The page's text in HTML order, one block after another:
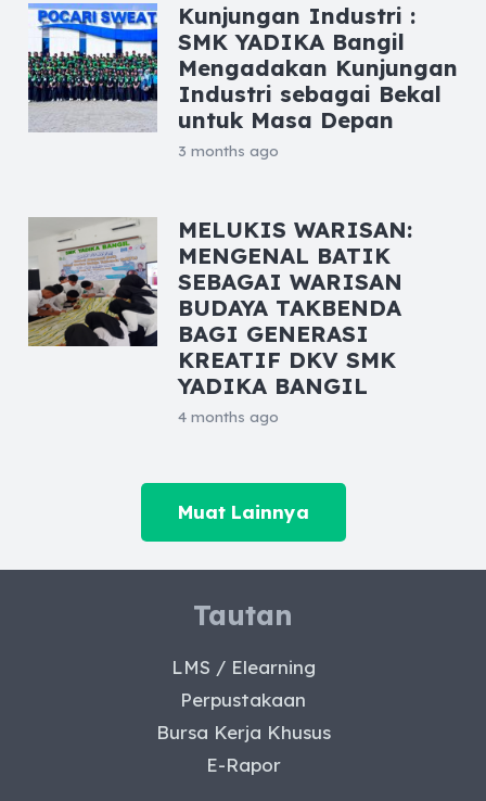
Kunjungan Industri :
SMK YADIKA Bangil
Mengadakan Kunjungan
Industri sebagai Bekal
untuk Masa Depan
3 months ago
MELUKIS WARISAN:
MENGENAL BATIK
SEBAGAI WARISAN
BUDAYA TAKBENDA
BAGI GENERASI
KREATIF DKV SMK
YADIKA BANGIL
4 months ago
Muat Lainnya
Tautan
LMS / Elearning
Perpustakaan
Bursa Kerja Khusus
E-Rapor